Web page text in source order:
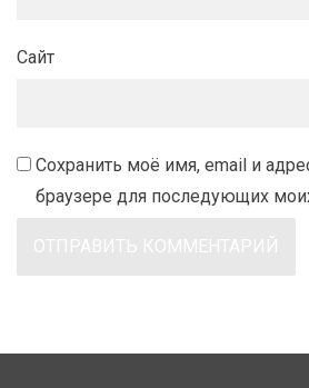
Сайт
Сохранить моё имя, email и
браузере для последующих